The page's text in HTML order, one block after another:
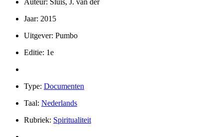
Auteur: Sluis, J. van der
Jaar: 2015
Uitgever: Pumbo
Editie: 1e
Type: Documenten
Taal: Nederlands
Rubriek: Spiritualiteit